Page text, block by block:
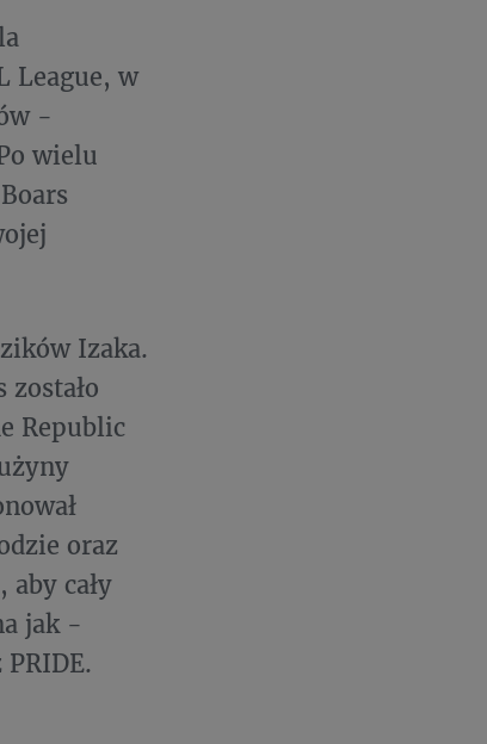
League, w
-
wielu
Izaka.
zostało
Republic
oraz
aby cały
jak -